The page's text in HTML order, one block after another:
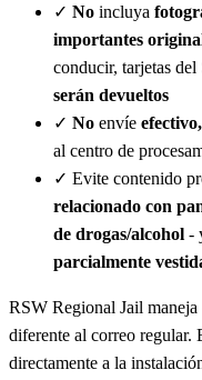
✓ No incluya
importantes
conducir, tarjetas
serán devueltos
✓ No envíe
al centro de
✓ Evite contenido
relacionado con
de drogas/alcohol -
parcialmente
RSW Regional Jail
diferente al correo regular.
directamente a la